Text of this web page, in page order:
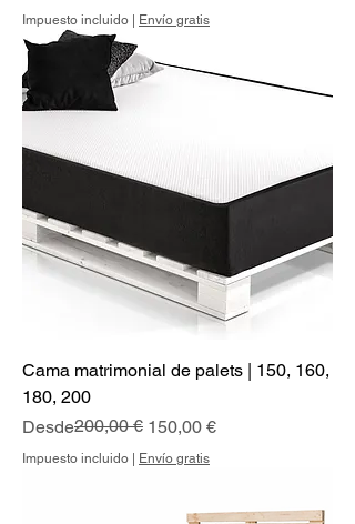
Impuesto incluido Envío gratis
Cama matrimonial de palets | 150, 160,
180, 200
Desde
Precio200,00 € 150,00 €
Precio de oferta
Impuesto incluido Envío gratis